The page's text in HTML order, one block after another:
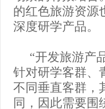
的红色旅游资源
深度研学产品。
“开发旅游产
针对研学客群、
不同垂直客群，
同，因此需要围